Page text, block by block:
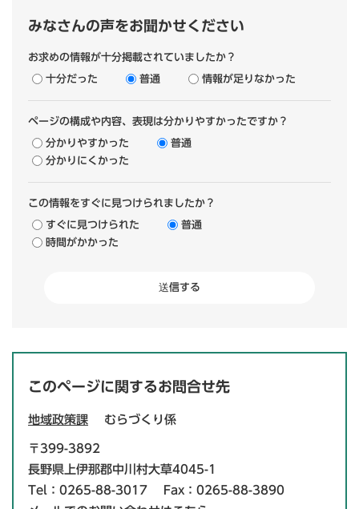
みなさんの声をお聞かせください
お求めの情報が十分掲載されていましたか？
十分だった 普通 情報が足りなかった
ページの構成や内容、表現は分かりやすかったですか？
分かりやすかった
普通
分かりにくかった
この情報をすぐに見つけられましたか？
すぐに見つけられた
普通
時間がかかった
このページに関するお問合せ先
地域政策課 むらづくり係
〒399-3892
長野県上伊那郡中川村大草4045-1
Tel：0265-88-3017
Fax：0265-88-3890